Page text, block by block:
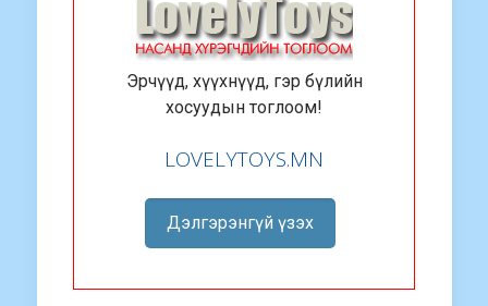
Эрчүүд, хүүхнүүд, гэр бүлийн
хосуудын тоглоом!
LOVELYTOYS.MN
Дэлгэрэнгүй үзэх